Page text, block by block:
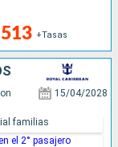
+Tasas
15/04/2028
familias
el 2° pasajero